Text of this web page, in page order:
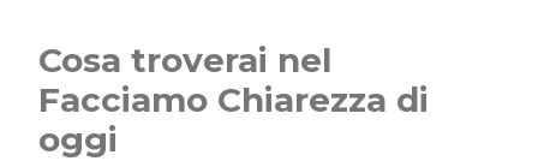
Cosa troverai nel
Facciamo Chiarezza di
oggi